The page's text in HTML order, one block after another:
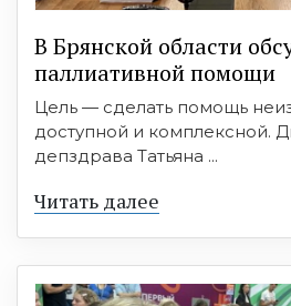
В Брянской области
паллиативной помощи
Цель — сделать помощь
доступной и комплексной.
депздрава Татьяна ...
Читать далее